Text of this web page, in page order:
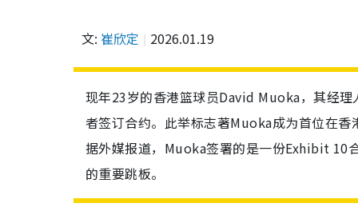
文: 崔欣定 2026.01.19
现年23岁的香港篮球员David Muoka，其经
者签订合约。此举标志著Muoka成为首位在
据外媒报道，Muoka签署的是一份Exhibit 10
的重要跳板。